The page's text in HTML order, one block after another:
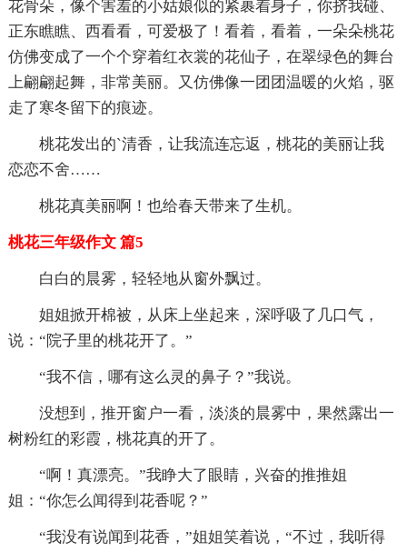
花骨朵，像个害羞的小姑娘似的紧裹着身子，你挤我碰、
正东瞧瞧、西看看，可爱极了！看着，看着，一朵朵桃花
仿佛变成了一个个穿着红衣裳的花仙子，在翠绿色的舞台
上翩翩起舞，非常美丽。又仿佛像一团团温暖的火焰，驱
走了寒冬留下的痕迹。
桃花发出的`清香，让我流连忘返，桃花的美丽让我
恋恋不舍……
桃花真美丽啊！也给春天带来了生机。
桃花三年级作文 篇5
白白的晨雾，轻轻地从窗外飘过。
姐姐掀开棉被，从床上坐起来，深呼吸了几口气，
说：“院子里的桃花开了。”
“我不信，哪有这么灵的鼻子？”我说。
没想到，推开窗户一看，淡淡的晨雾中，果然露出一
树粉红的彩霞，桃花真的开了。
“啊！真漂亮。”我睁大了眼睛，兴奋的推推姐
姐：“你怎么闻得到花香呢？”
“我没有说闻到花香，”姐姐笑着说，“不过，我听得